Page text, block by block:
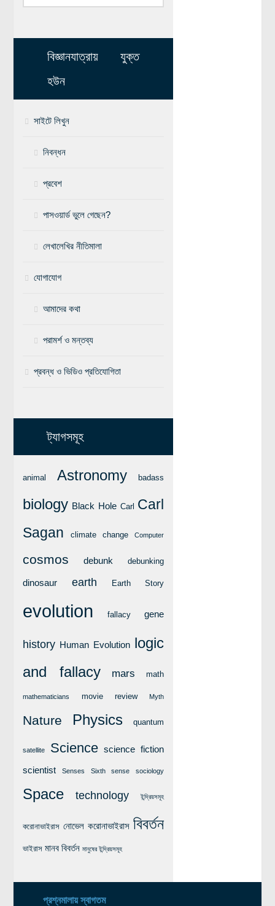
বিজ্ঞানীদের কথা
বিদেশী বিজ্ঞানী
কার্ল সেগান
বিশেষ পাতা
টাইমলাইন
প্রশ্নমালা
প্রবেশ
নিবন্ধন
বিজ্ঞানযাত্রায় লেখা জমা দেয়ার নির্দেশনাসমূহ
বিজ্ঞানযাত্রা সংবাদ/বিজ্ঞপ্তি
রিভিউ (বই/মুভি/সিরিজ)
বিজ্ঞান নিয়ে কার্টুন
বাংলাদেশের কথা
বিজ্ঞানযাত্রায় যুক্ত
হউন
সাইটে লিখুন
নিবন্ধন
প্রবেশ
পাসওয়ার্ড ভুলে গেছেন?
লেখালেখির নীতিমালা
যোগাযোগ
আমাদের কথা
পরামর্শ ও মন্তব্য
প্রবন্ধ ও ভিডিও প্রতিযোগিতা
ট্যাগসমূহ
animal Astronomy badass
biology Black Hole Carl Carl
Sagan
climate change Computer
cosmos debunk debunking
dinosaur earth Earth Story
evolution fallacy gene
history Human Evolution
logic
and fallacy
mars math
mathematicians movie review Myth
Nature Physics quantum
satellite Science science fiction
scientist Senses Sixth sense sociology
Space technology ইন্দ্রিয়সমূহ
করোনাভাইরাস নোভেল করোনাভাইরাস বিবর্তন
ভাইরাস মানব বিবর্তন মানুষের ইন্দ্রিয়সমূহ
প্রশ্নমালায় স্বাগতম